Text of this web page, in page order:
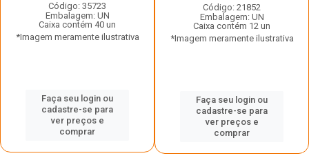
Código: 35723
Embalagem: UN
Caixa contém 40 un
*Imagem meramente ilustrativa
Faça seu login ou
cadastre-se para
ver preços e
comprar
Código: 21852
Embalagem: UN
Caixa contém 12 un
*Imagem meramente ilustrativa
Faça seu login ou
cadastre-se para
ver preços e
comprar